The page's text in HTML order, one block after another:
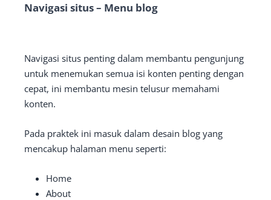
Navigasi situs – Menu blog
Navigasi situs penting dalam membantu pengunjung
untuk menemukan semua isi konten penting dengan
cepat, ini membantu mesin telusur memahami
konten.
Pada praktek ini masuk dalam desain blog yang
mencakup halaman menu seperti:
Home
About